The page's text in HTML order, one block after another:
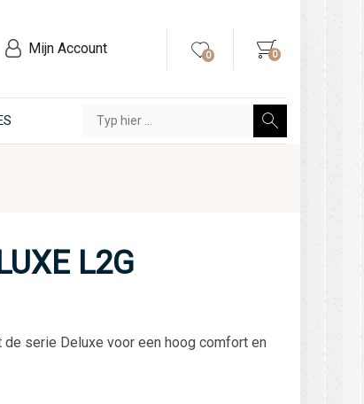
Mijn Account 0 0
L2G
serie Deluxe voor een hoog comfort en